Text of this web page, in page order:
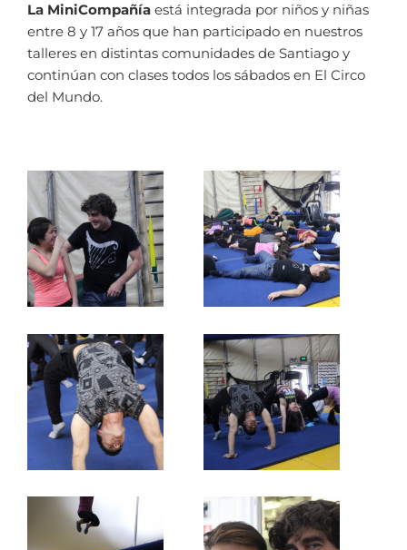
La MiniCompañía está integrada por niños y niñas
entre 8 y 17 años que han participado en nuestros
talleres en distintas comunidades de Santiago y
continúan con clases todos los sábados en El Circo
del Mundo.